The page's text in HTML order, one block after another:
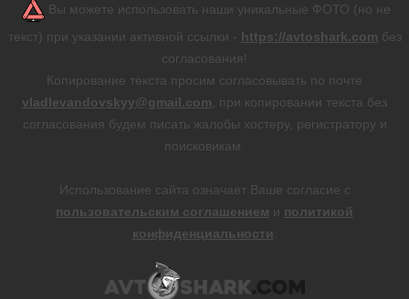
Вы можете использовать наши уникальные ФОТО (но не
текст) при указании активной ссылки - https://avtoshark.com без
согласования!
Копирование текста просим согласовывать по почте
vladlevandovskyy@gmail.com , при копировании текста без
согласования будем писать жалобы хостеру, регистратору и
поисковикам.
Использование сайта означает Ваше согласие с
пользовательским соглашением и политикой
конфиденциальности